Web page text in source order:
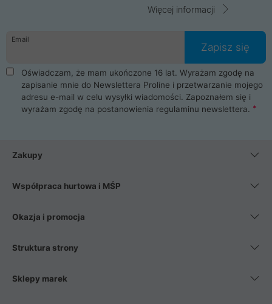
Więcej informacji
Email
Zapisz się
Oświadczam, że mam ukończone 16 lat. Wyrażam zgodę na
zapisanie mnie do Newslettera Proline i przetwarzanie mojego
adresu e-mail w celu wysyłki wiadomości. Zapoznałem się i
wyrażam zgodę na postanowienia regulaminu newslettera.
Zakupy
Współpraca hurtowa i MŚP
Okazja i promocja
Struktura strony
Sklepy marek